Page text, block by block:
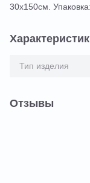
30х150см.
Тип изделия
Отзывы